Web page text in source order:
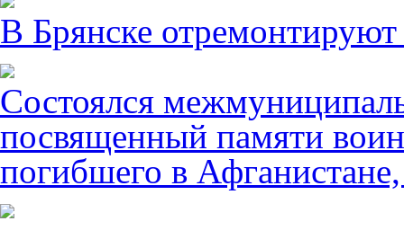
В Брянске
Состоялся
посвященный памяти
погибшего в